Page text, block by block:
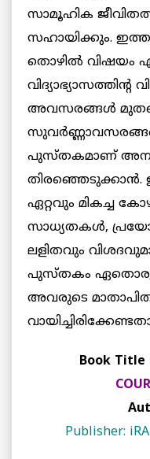
സാമൂഹിക
സഹായിക്കും.
തൊഴില്‍ വിഷയം
അവസരങ്ങള്‍
പുസ്തകമാണ്
തിരഞ്ഞെടുക്കാന്‍.
ഏറ്റവും മികച്ച
സാധ്യതകള്‍,
ലളിതവും
പുസ്തകം ഏതൊരു
അവരുടെ
Book Title
Publisher: